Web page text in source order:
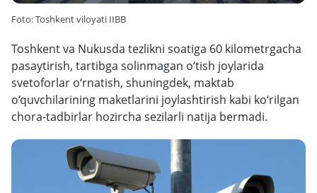
Foto: Toshkent viloyati IIBB
Toshkent va Nukusda tezlikni soatiga 60 kilometrgacha
pasaytirish, tartibga solinmagan o‘tish joylarida
svetoforlar o‘rnatish, shuningdek, maktab
o‘quvchilarining maketlarini joylashtirish kabi ko‘rilgan
chora-tadbirlar hozircha sezilarli natija bermadi.